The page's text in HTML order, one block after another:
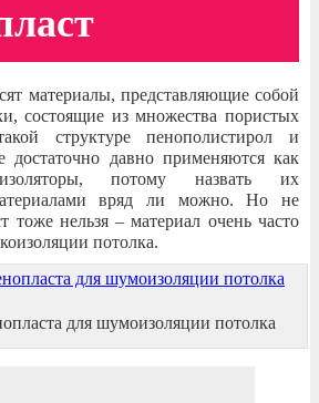
материалы, представляющие собой
состоящие из множества пористых
структуре пенополистирол и
достаточно давно применяются как
потому назвать их
вряд ли можно. Но не
тоже нельзя – материал очень часто
потолка.
для шумоизоляции потолка